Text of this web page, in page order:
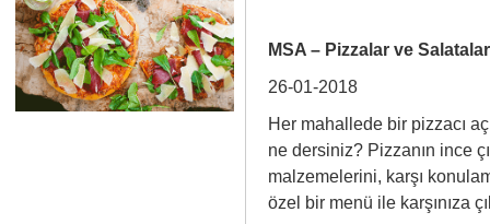
MSA – Pizzalar ve Salatalar
26-01-2018
Her mahallede bir pizzacı
ne dersiniz? Pizzanın ince
malzemelerini, karşı
özel bir menü ile karşınıza